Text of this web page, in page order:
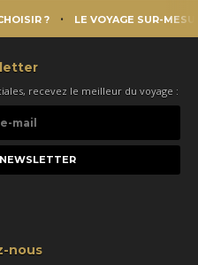
? LE VOYAGE SUR-
recevez le meilleur du voyage :
nous